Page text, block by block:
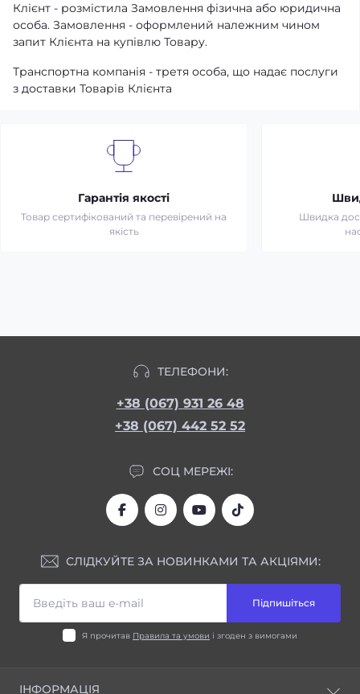
Клієнт - розмістила Замовлення фізична або юридична
особа. Замовлення - оформлений належним чином
запит Клієнта на купівлю Товару.
Транспортна компанія - третя особа, що надає послуги
з доставки Товарів Клієнта
Гарантія якості
Товар сертифікований та перевірений на
якість
Швидка
ТЕЛЕФОНИ:
+38 (067) 931 26 48
+38 (067) 442 52 52
СОЦ МЕРЕЖІ:
СЛІДКУЙТЕ ЗА НОВИНКАМИ ТА АКЦІЯМИ:
Підпишіться
Я прочитав Правила та умови і згоден з вимогами
ІНФОРМАЦІЯ